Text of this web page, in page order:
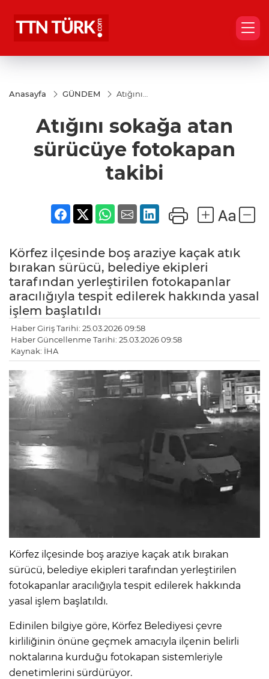
Anasayfa GÜNDEM
Atığını
sürücüye
fotokapan
takibi
Atığını sokağa atan
sürücüye fotokapan
takibi
Körfez ilçesinde boş araziye kaçak atık
bırakan sürücü, belediye ekipleri
tarafından yerleştirilen fotokapanlar
aracılığıyla tespit edilerek hakkında yasal
işlem başlatıldı
Haber Giriş Tarihi: 25.03.2026 09:58
Haber Güncellenme Tarihi: 25.03.2026 09:58
Kaynak: İHA
Körfez ilçesinde boş araziye kaçak atık bırakan
sürücü, belediye ekipleri tarafından yerleştirilen
fotokapanlar aracılığıyla tespit edilerek hakkında
yasal işlem başlatıldı.
Edinilen bilgiye göre, Körfez Belediyesi çevre
kirliliğinin önüne geçmek amacıyla ilçenin belirli
noktalarına kurduğu fotokapan sistemleriyle
denetimlerini sürdürüyor.